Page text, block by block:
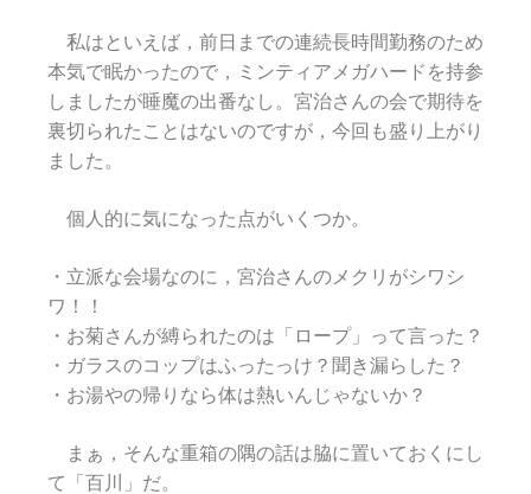
私はといえば，前日までの連続長時間勤務のため
本気で眠かったので，ミンティアメガハードを持参
しましたが睡魔の出番なし。宮治さんの会で期待を
裏切られたことはないのですが，今回も盛り上がり
ました。
個人的に気になった点がいくつか。
・立派な会場なのに，宮治さんのメクリがシワシ
ワ！！
・お菊さんが縛られたのは「ロープ」って言った？
・ガラスのコップはふったっけ？聞き漏らした？
・お湯やの帰りなら体は熱いんじゃないか？
まぁ，そんな重箱の隅の話は脇に置いておくにし
て「百川」だ。